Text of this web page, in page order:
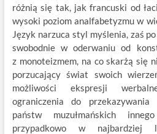
różnią się tak, jak francuski od
wysoki poziom analfabetyzmu w
Język narzuca styl myślenia, zaś
swobodnie w oderwaniu od
z monoteizmem, na co skarżą się
porzucający świat swoich
możliwości ekspresji
ograniczenia do przekazywania
państw muzułmańskich
przypadkowo w najbardziej